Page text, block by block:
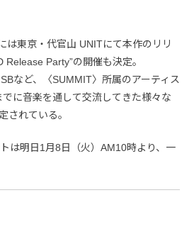
は東京・代官山 UNITにて本作のリリ
Release Party”の開催も決定。
など、〈SUMMIT〉所属のアーティス
でに音楽を通して交流してきた様々な
されている。
は明日1月8日（火）AM10時より、一